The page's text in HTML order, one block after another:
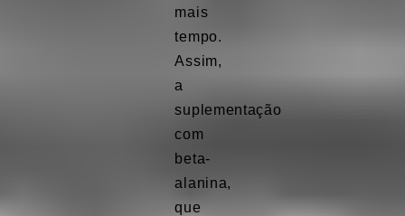
mais
tempo.
Assim,
a
suplementação
com
beta-
alanina,
que